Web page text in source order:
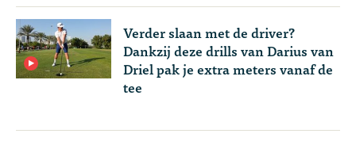
Verder slaan met de driver?
Dankzij deze drills van Darius van
Driel pak je extra meters vanaf de
tee